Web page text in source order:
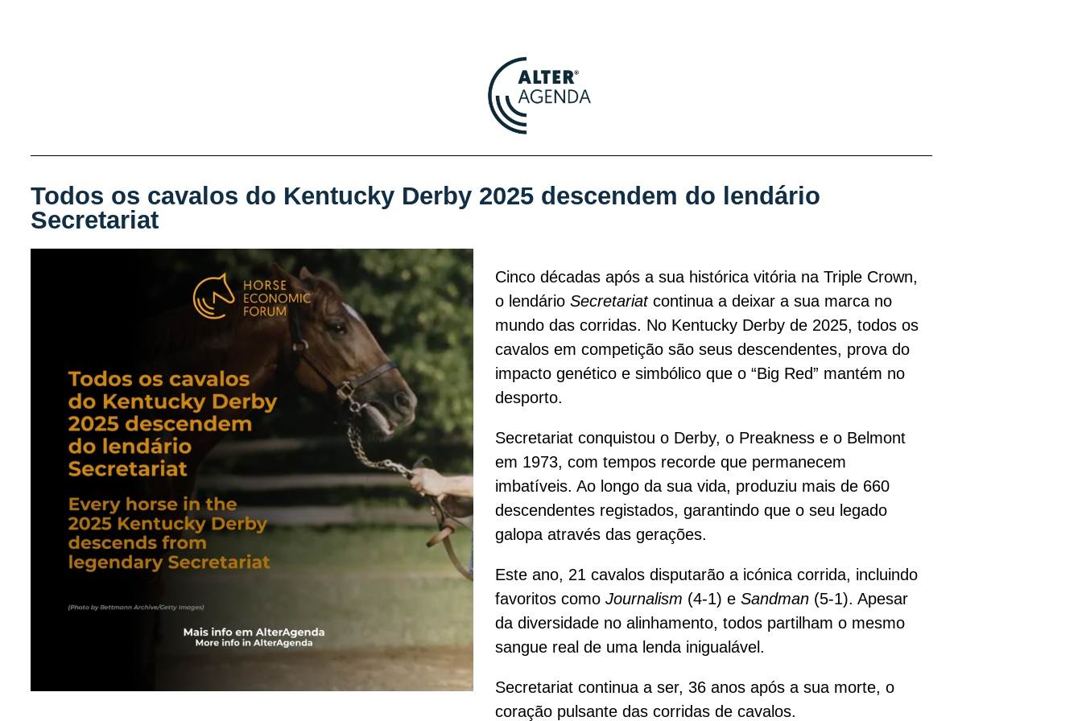
Todos os cavalos do Kentucky Derby 2025 descendem do lendário
Secretariat
Cinco décadas após a sua histórica vitória na Triple Crown,
o lendário Secretariatcontinua a deixar a sua marca no
mundo das corridas. No Kentucky Derby de 2025, todos os
cavalos em competição são seus descendentes, prova do
impacto genético e simbólico que o “Big Red” mantém no
desporto.
Secretariat conquistou o Derby, o Preakness e o Belmont
em 1973, com tempos recorde que permanecem
imbatíveis. Ao longo da sua vida, produziu mais de 660
descendentes registados, garantindo que o seu legado
galopa através das gerações.
Este ano, 21 cavalos disputarão a icónica corrida, incluindo
favoritos como Journalism (4-1) e Sandman (5-1). Apesar
da diversidade no alinhamento, todos partilham o mesmo
sangue real de uma lenda inigualável.
Secretariat continua a ser, 36 anos após a sua morte, o
coração pulsante das corridas de cavalos.